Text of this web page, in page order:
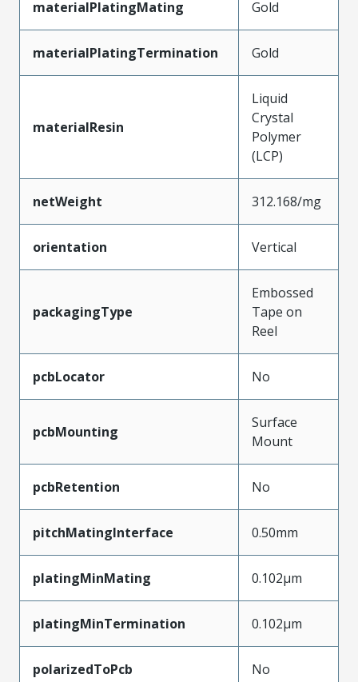
materialPlatingMating Gold
materialPlatingTermination Gold
materialResin
Liquid
Crystal
Polymer
(LCP)
netWeight 312.168/mg
orientation Vertical
packagingType
Embossed
Tape on
Reel
pcbLocator No
pcbMounting
Surface
Mount
pcbRetention No
pitchMatingInterface 0.50mm
platingMinMating 0.102µm
platingMinTermination 0.102µm
polarizedToPcb No